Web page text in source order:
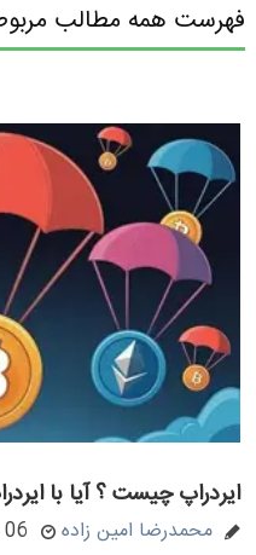
فهرست همه مطالب مربوط
ایردراپ چیست ؟ آیا با
محمدرضا امین زاده 06 خرداد 1404